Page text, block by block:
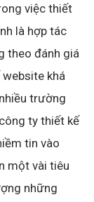
việc thiết
là hợp tác
theo đánh giá
khá
trường
ty thiết kế
tin vào
một vài tiêu
những